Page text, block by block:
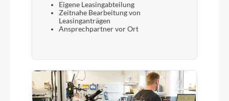
Eigene Leasingabteilung
Zeitnahe Bearbeitung von
Leasinganträgen
Ansprechpartner vor Ort